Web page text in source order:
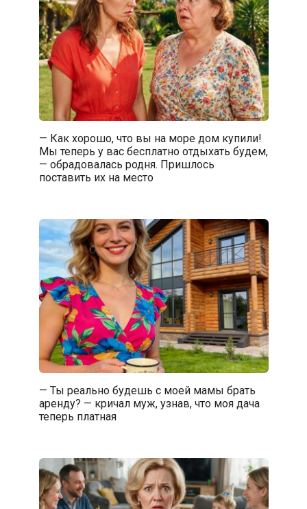
— Как хорошо, что вы на море дом купили!
Мы теперь у вас бесплатно отдыхать будем,
— обрадовалась родня. Пришлось
поставить их на место
— Ты реально будешь с моей мамы брать
аренду? — кричал муж, узнав, что моя дача
теперь платная